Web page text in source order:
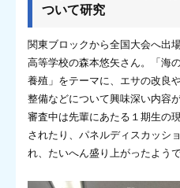
ついて研究
関東ブロックから全国大会へ出
高等学校の森本悠矢さん。「海
養殖」をテーマに、エサの改良
整備などについて興味深い内容
審査中は先輩にあたる１期生の
されたり、パネルディスカッシ
れ、たいへん盛り上がったようで